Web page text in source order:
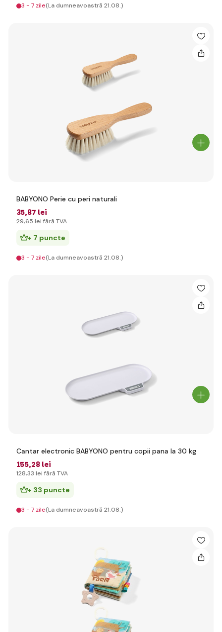
3 - 7 zile(La dumneavoastră 21.08.)
BABYONO Perie cu peri naturali
35,87 lei
29,65 lei fără TVA
+ 7 puncte
3 - 7 zile(La dumneavoastră 21.08.)
Cantar electronic BABYONO pentru copii pana la 30 kg
155,28 lei
128,33 lei fără TVA
+ 33 puncte
3 - 7 zile(La dumneavoastră 21.08.)